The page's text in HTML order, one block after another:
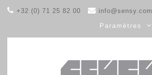
+32 (0) 71 25 82 00 info@sensy.com
Paramètres